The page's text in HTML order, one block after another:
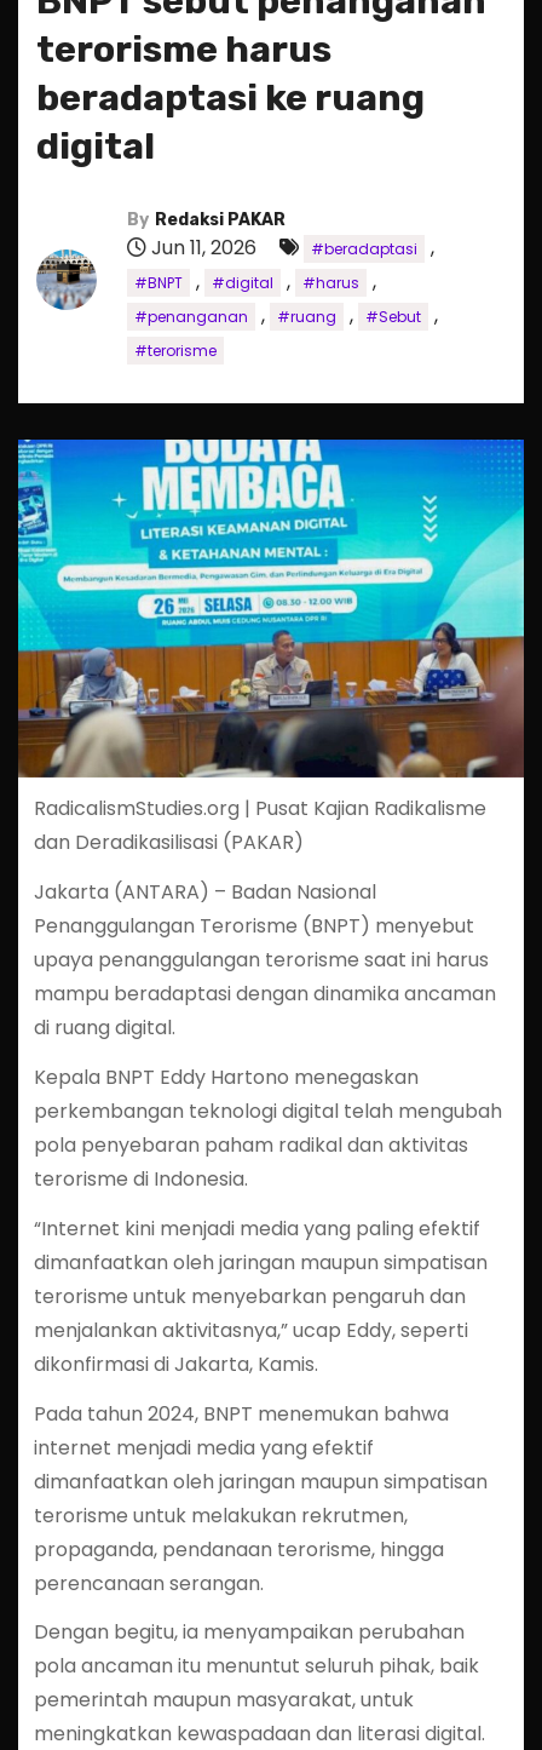
terorisme harus
beradaptasi ke ruang
digital
By Redaksi PAKAR
Jun 11, 2026 #beradaptasi ,
#BNPT , #digital , #harus ,
#penanganan , #ruang , #Sebut ,
#terorisme
RadicalismStudies.org | Pusat Kajian Radikalisme
dan Deradikasilisasi (PAKAR)
Jakarta (ANTARA) – Badan Nasional
Penanggulangan Terorisme (BNPT) menyebut
upaya penanggulangan terorisme saat ini harus
mampu beradaptasi dengan dinamika ancaman
di ruang digital.
Kepala BNPT Eddy Hartono menegaskan
perkembangan teknologi digital telah mengubah
pola penyebaran paham radikal dan aktivitas
terorisme di Indonesia.
“Internet kini menjadi media yang paling efektif
dimanfaatkan oleh jaringan maupun simpatisan
terorisme untuk menyebarkan pengaruh dan
menjalankan aktivitasnya,” ucap Eddy, seperti
dikonfirmasi di Jakarta, Kamis.
Pada tahun 2024, BNPT menemukan bahwa
internet menjadi media yang efektif
dimanfaatkan oleh jaringan maupun simpatisan
terorisme untuk melakukan rekrutmen,
propaganda, pendanaan terorisme, hingga
perencanaan serangan.
Dengan begitu, ia menyampaikan perubahan
pola ancaman itu menuntut seluruh pihak, baik
pemerintah maupun masyarakat, untuk
meningkatkan kewaspadaan dan literasi digital.